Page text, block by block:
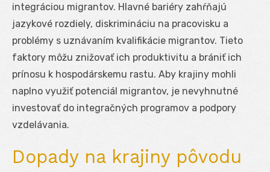
integráciou migrantov. Hlavné bariéry zahŕňajú
jazykové rozdiely, diskrimináciu na pracovisku a
problémy s uznávaním kvalifikácie migrantov. Tieto
faktory môžu znižovať ich produktivitu a brániť ich
prínosu k hospodárskemu rastu. Aby krajiny mohli
naplno využiť potenciál migrantov, je nevyhnutné
investovať do integračných programov a podpory
vzdelávania.
Dopady na krajiny pôvodu